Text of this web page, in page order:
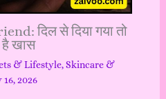
दिल से दिया गया तो
है खास
& Lifestyle,Skincare &
16, 2026